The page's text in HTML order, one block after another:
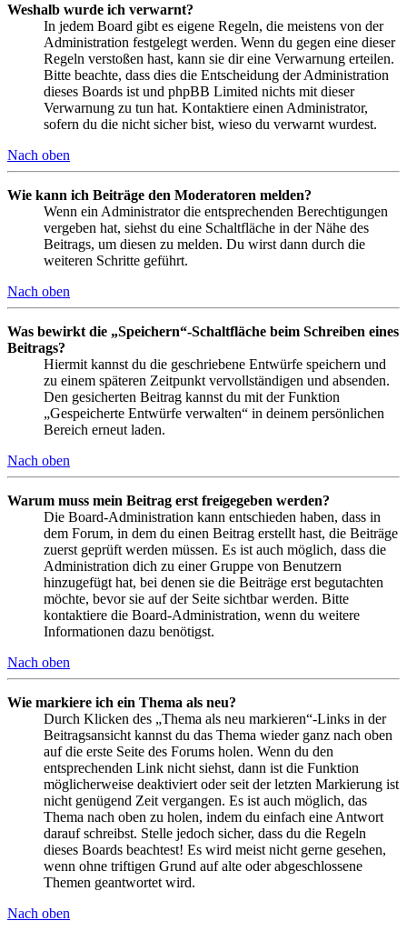
Weshalb wurde ich verwarnt?
In jedem Board gibt es eigene Regeln, die meistens von der
Administration festgelegt werden. Wenn du gegen eine dieser
Regeln verstoßen hast, kann sie dir eine Verwarnung erteilen.
Bitte beachte, dass dies die Entscheidung der Administration
dieses Boards ist und phpBB Limited nichts mit dieser
Verwarnung zu tun hat. Kontaktiere einen Administrator,
sofern du die nicht sicher bist, wieso du verwarnt wurdest.
Nach oben
Wie kann ich Beiträge den Moderatoren melden?
Wenn ein Administrator die entsprechenden Berechtigungen
vergeben hat, siehst du eine Schaltfläche in der Nähe des
Beitrags, um diesen zu melden. Du wirst dann durch die
weiteren Schritte geführt.
Nach oben
Was bewirkt die „Speichern“-Schaltfläche beim Schreiben eines
Beitrags?
Hiermit kannst du die geschriebene Entwürfe speichern und
zu einem späteren Zeitpunkt vervollständigen und absenden.
Den gesicherten Beitrag kannst du mit der Funktion
„Gespeicherte Entwürfe verwalten“ in deinem persönlichen
Bereich erneut laden.
Nach oben
Warum muss mein Beitrag erst freigegeben werden?
Die Board-Administration kann entschieden haben, dass in
dem Forum, in dem du einen Beitrag erstellt hast, die Beiträge
zuerst geprüft werden müssen. Es ist auch möglich, dass die
Administration dich zu einer Gruppe von Benutzern
hinzugefügt hat, bei denen sie die Beiträge erst begutachten
möchte, bevor sie auf der Seite sichtbar werden. Bitte
kontaktiere die Board-Administration, wenn du weitere
Informationen dazu benötigst.
Nach oben
Wie markiere ich ein Thema als neu?
Durch Klicken des „Thema als neu markieren“-Links in der
Beitragsansicht kannst du das Thema wieder ganz nach oben
auf die erste Seite des Forums holen. Wenn du den
entsprechenden Link nicht siehst, dann ist die Funktion
möglicherweise deaktiviert oder seit der letzten Markierung ist
nicht genügend Zeit vergangen. Es ist auch möglich, das
Thema nach oben zu holen, indem du einfach eine Antwort
darauf schreibst. Stelle jedoch sicher, dass du die Regeln
dieses Boards beachtest! Es wird meist nicht gerne gesehen,
wenn ohne triftigen Grund auf alte oder abgeschlossene
Themen geantwortet wird.
Nach oben